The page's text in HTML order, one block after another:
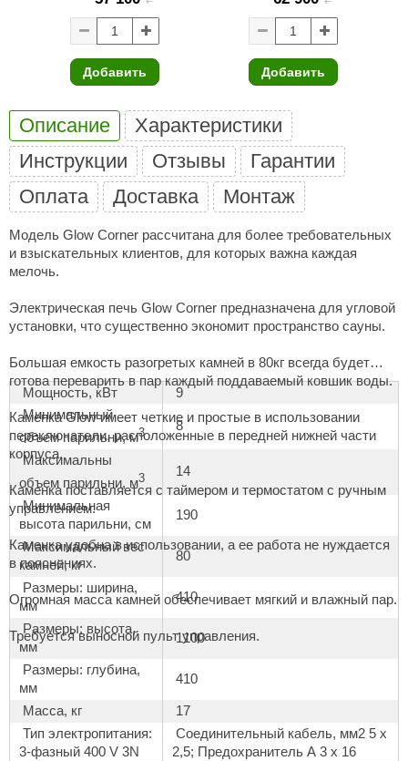
Light
Добавить Добавить
Описание
Характеристики
Инструкции
Отзывы
Гарантии
Оплата
Доставка Монтаж
Модель Glow Corner рассчитана для более требовательных
и взыскательных клиентов, для которых важна каждая
мелочь.
Электрическая печь Glow Corner предназначена для угловой
установки, что существенно экономит пространство сауны.
Большая емкость разогретых камней в 80кг всегда будет
готова переварить в пар каждый поддаваемый ковшик воды.
Каменка Glow имеет четкие и простые в использовании
переключатели, расположенные в передней нижней части
корпуса.
Каменка поставляется с таймером и термостатом с ручным
управлением.
Каменка удобна в использовании, а ее работа не нуждается
в пояснениях.
Огромная масса камней обеспечивает мягкий и влажный пар.
Требуется выносной пульт управления.
Мощность, кВт
9
Минимальный
объем парильни, м3 8
Максимальны
объем парильни, м3 14
Минимальная
высота парильни, см
190
Максимальный вес
камней, кг
80
Размеры: ширина,
мм
410
Размеры: высота,
мм
1100
Размеры: глубина,
мм
410
Масса, кг
17
Тип электропитания:
3-фазный 400 V 3N
Соединительный кабель, мм2 5 x
2,5; Предохранитель A 3 x 16